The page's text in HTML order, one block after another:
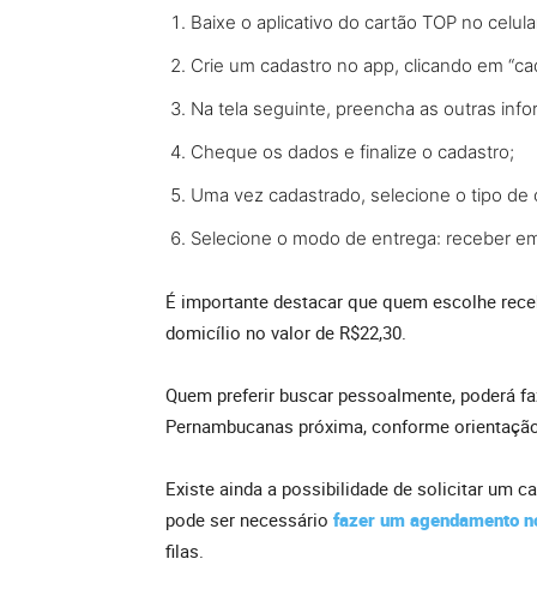
Baixe o aplicativo do cartão TOP no
Crie um cadastro no app, clicando em
Na tela seguinte, preencha as outras
Cheque os dados e finalize o cadastro;
Uma vez cadastrado, selecione o tipo
Selecione o modo de entrega: receber
É importante destacar que quem escolhe
domicílio no valor de R$22,30.
Quem preferir buscar pessoalmente, poderá
Pernambucanas próxima, conforme
Existe ainda a possibilidade de solicitar um
pode ser necessário fazer um agendamento
filas.